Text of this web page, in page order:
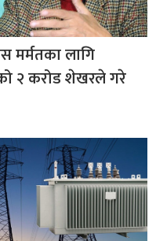
मर्मतका लागि
२ करोड शेखरले गरे